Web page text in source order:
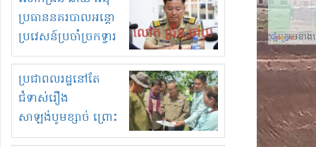
ក្នុងប្រទេសកម្ពុជា
ប្រធាននគរបាលអន្តោ
ប្រវេសន៍ប្រចាំច្រកទ្វារ
ព្រំដែនភ្នំឌិន និងឈ្មួញ
មួយចំនួនទៀត
កំពង់តែគុបគិតគ្នា
ធ្វើសកម្មភាពរកស៊ីនិង
ស្តុកទំនិញគេចពន្ធ?
ប្រជាពលរដ្ឋនៅតែ
ជំទាស់រឿង
សាឡង់បូមខ្សាច់ ព្រោះ
ខ្លាចបាក់ច្រាំងទៀត!